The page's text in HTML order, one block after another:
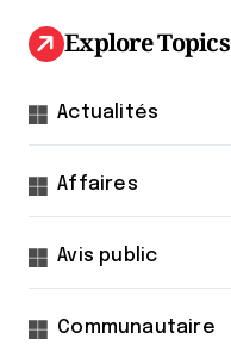
Explore Topics
Actualités
Affaires
Avis public
Communautaire